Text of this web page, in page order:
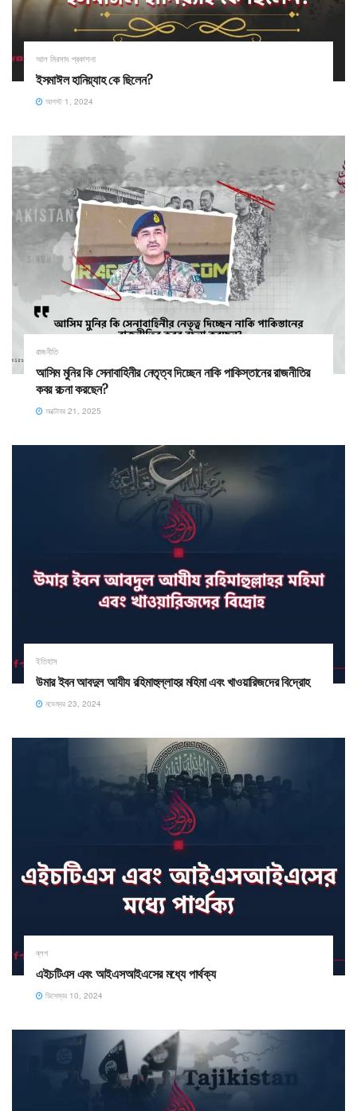
আল মিরসাদ প্রকাশনা
ইসমাঈল হানিয়্যাহ কে ছিলেন?
আগস্ট 1, 2024
রাজনীতি
আসিম মুনির কি সেনাবাহিনীর নেতৃত্ব দিচ্ছেন নাকি পাকিস্তানের রাজনীতির
কবর রচনা করছেন?
অক্টোবর 21, 2025
ইতিহাস
উমার ইবন আবদুল আযীয রহিমাহুল্লাহর মহিমা এবং খাওয়ারিজদের বিদ্রোহ
নভেম্বর 23, 2024
ব্লগ
এইচটিএস এবং আইএসআইএসের মধ্যে পার্থক্য
ডিসেম্বর 10, 2024